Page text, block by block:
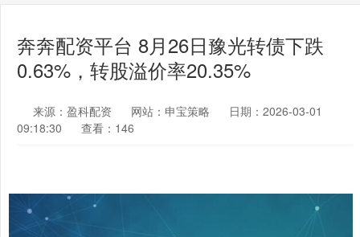
奔奔配资平台 8月26日豫光转债下跌
0.63%，转股溢价率20.35%
来源：盈科配资 网站：申宝策略
日期：2026-03-01
09:18:30
查看：146